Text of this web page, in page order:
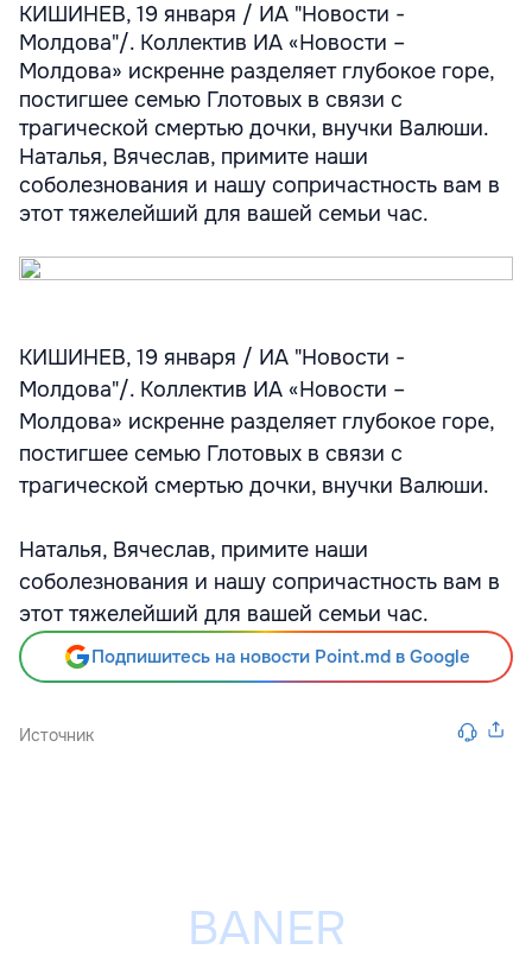
КИШИНЕВ, 19 января / ИА "Новости -
Молдова"/. Коллектив ИА «Новости –
Молдова» искренне разделяет глубокое горе,
постигшее семью Глотовых в связи с
трагической смертью дочки, внучки Валюши.
Наталья, Вячеслав, примите наши
соболезнования и нашу сопричастность вам в
этот тяжелейший для вашей семьи час.
КИШИНЕВ, 19 января / ИА "Новости -
Молдова"/. Коллектив ИА «Новости –
Молдова» искренне разделяет глубокое горе,
постигшее семью Глотовых в связи с
трагической смертью дочки, внучки Валюши.
Наталья, Вячеслав, примите наши
соболезнования и нашу сопричастность вам в
этот тяжелейший для вашей семьи час.
Подпишитесь на новости Point.md в Google
Источник